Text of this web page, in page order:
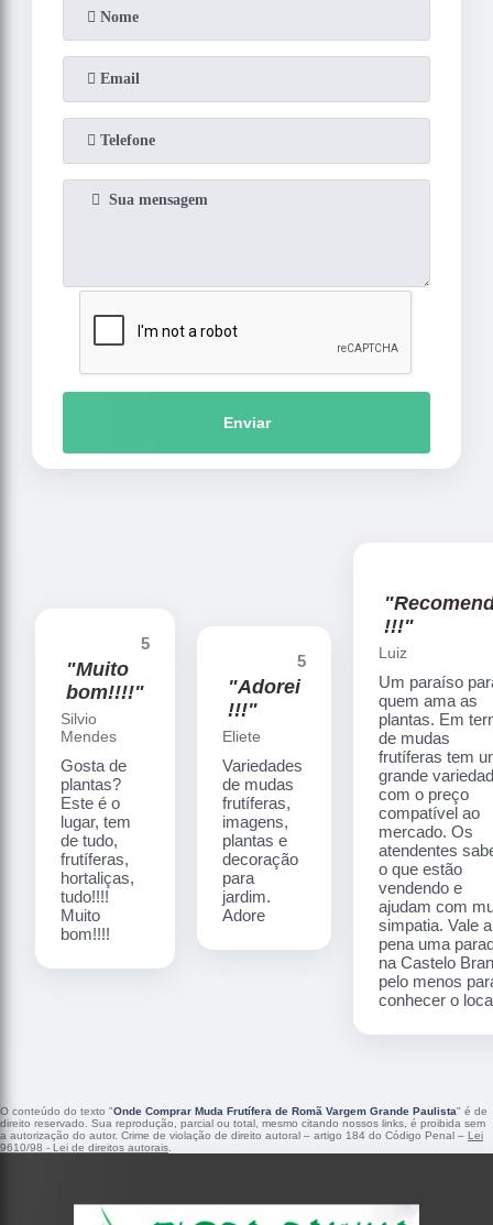
Enviar
5
"Muito
bom!!!!"
Silvio
Mendes
Gosta de
plantas?
Este é o
lugar, tem
de tudo,
frutíferas,
hortaliças,
tudo!!!!
Muito
bom!!!!
5
"Adorei
!!!"
Eliete
Variedades
de mudas
frutíferas,
imagens,
plantas e
decoração
para
jardim.
Adore
!!!"
Luiz
Um paraíso
quem ama as
plantas. Em
de mudas
frutíferas tem
grande
com o preço
compatível ao
mercado. Os
atendentes
o que estão
vendendo e
ajudam com
simpatia. Vale a
pena uma
na Castelo
pelo menos
conhecer o
O conteúdo do texto "Onde Comprar Muda Frutífera de Romã Vargem Grande Paulista" é de
direito reservado. Sua reprodução, parcial ou total, mesmo citando nossos links, é proibida sem
a autorização do autor. Crime de violação de direito autoral – artigo 184 do Código Penal – Lei
9610/98 - Lei de direitos autorais